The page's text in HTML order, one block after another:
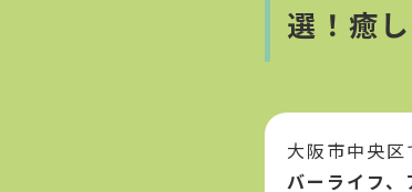
選！癒
大阪市中央
バーライフ